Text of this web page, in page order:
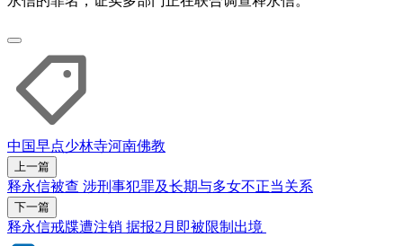
中国早点少林寺河南佛教
上一篇
释永信被查 涉刑事犯罪及长期与多女不正当关系
下一篇
释永信戒牒遭注销 据报2月即被限制出境